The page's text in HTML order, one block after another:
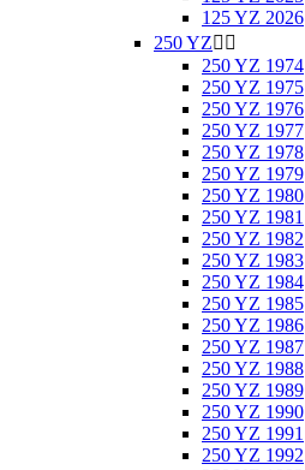
125 YZ 2026
250 YZ 
250 YZ 1974
250 YZ 1975
250 YZ 1976
250 YZ 1977
250 YZ 1978
250 YZ 1979
250 YZ 1980
250 YZ 1981
250 YZ 1982
250 YZ 1983
250 YZ 1984
250 YZ 1985
250 YZ 1986
250 YZ 1987
250 YZ 1988
250 YZ 1989
250 YZ 1990
250 YZ 1991
250 YZ 1992